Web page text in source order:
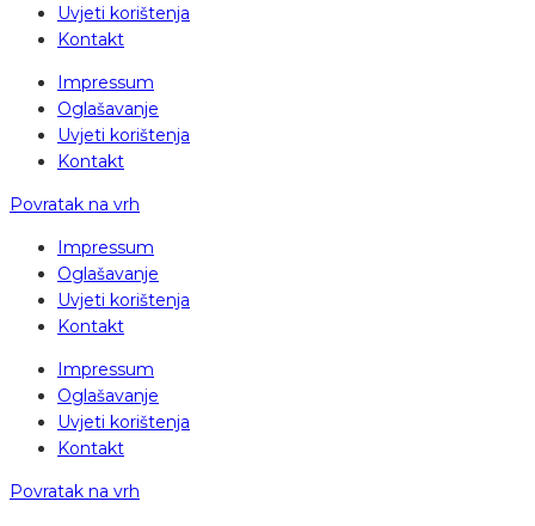
Uvjeti korištenja
Kontakt
Impressum
Oglašavanje
Uvjeti korištenja
Kontakt
Povratak na vrh
Impressum
Oglašavanje
Uvjeti korištenja
Kontakt
Impressum
Oglašavanje
Uvjeti korištenja
Kontakt
Povratak na vrh